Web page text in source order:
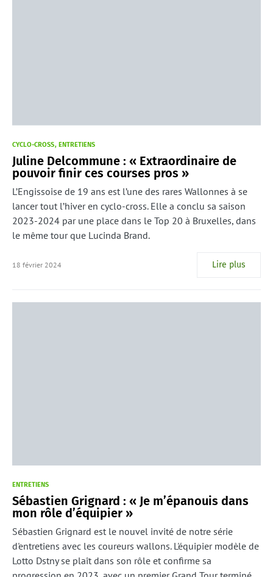
CYCLO-CROSS ENTRETIENS
Juline Delcommune : « Extraordinaire de
pouvoir finir ces courses pros »
L’Engissoise de 19 ans est l’une des rares Wallonnes à se
lancer tout l’hiver en cyclo-cross. Elle a conclu sa saison
2023-2024 par une place dans le Top 20 à Bruxelles, dans
le même tour que Lucinda Brand.
18 février 2024 Lire plus
ENTRETIENS
Sébastien Grignard : « Je m’épanouis dans
mon rôle d’équipier »
Sébastien Grignard est le nouvel invité de notre série
d'entretiens avec les coureurs wallons. L'équipier modèle de
Lotto Dstny se plaît dans son rôle et confirme sa